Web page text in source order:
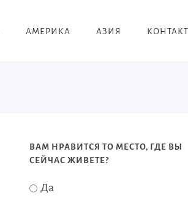
АМЕРИКА АЗИЯ
ВАМ НРАВИТСЯ ТО МЕСТО, ГДЕ ВЫ
СЕЙЧАС ЖИВЕТЕ?
Да